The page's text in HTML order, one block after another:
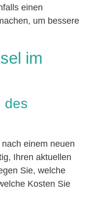
einen
um bessere
im
des
einem neuen
Ihren aktuellen
Sie, welche
Kosten Sie